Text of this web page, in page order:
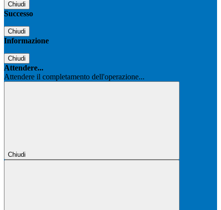
Chiudi
Successo
Chiudi
Informazione
Chiudi
Attendere...
Attendere il completamento dell'operazione...
Chiudi